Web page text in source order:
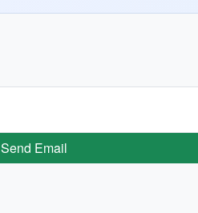
Send Email